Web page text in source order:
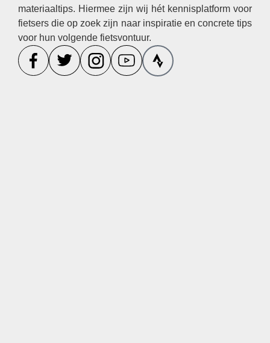
materiaaltips. Hiermee zijn wij hét kennisplatform voor
fietsers die op zoek zijn naar inspiratie en concrete tips
voor hun volgende fietsvontuur.